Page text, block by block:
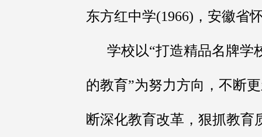
东方红中学(1966)，安徽省
学校以“打造精品名牌学
的教育”为努力方向，不断
断深化教育改革，狠抓教育